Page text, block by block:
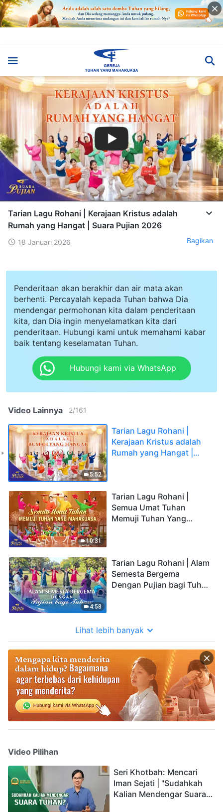
Tarian Lagu Rohani | Kerajaan Kristus adalah
Rumah yang Hangat | Suara Pujian 2026
18 Januari 2026 Bagikan
Penderitaan akan berakhir dan air mata akan
berhenti. Percayalah kepada Tuhan bahwa Dia
mendengar permohonan kita dalam penderitaan
kita, dan Dia ingin menyelamatkan kita dari
penderitaan. Hubungi kami untuk memahami kabar
baik tentang keselamatan Tuhan.
Hubungi kami via WhatsApp
Video Lainnya 2/161
5:52
Tarian Lagu Rohani |
Kerajaan Kristus adalah
Rumah yang Hangat |
10:31
Tarian Lagu Rohani |
Semua Umat Tuhan
Memuji Tuhan Yang
4:58
Tarian Lagu Rohani | Alam
Semesta Bergema
Dengan Pujian bagi Tuhan
Lihat lebih banyak
Video Pilihan
Seri Khotbah: Mencari
Iman Sejati | "Sudahkah
Kalian Mendengar Suara